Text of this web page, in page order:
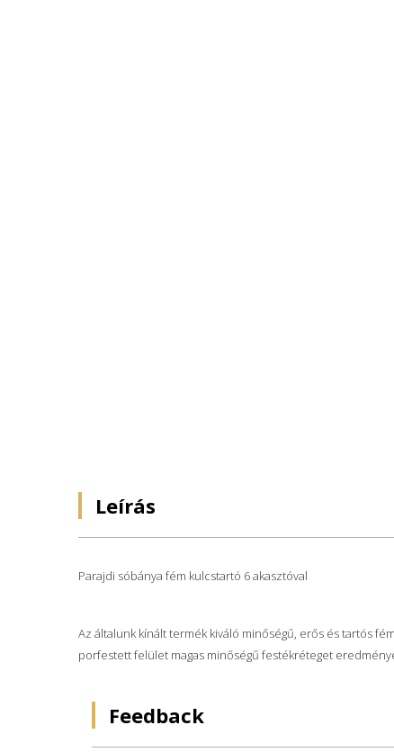
Leírás
Parajdi sóbánya fém kulcstartó 6 akasztóval
Az általunk kínált termék kiváló minőségű, erős és tartós
porfestett felület magas minőségű festékréteget
Feedback